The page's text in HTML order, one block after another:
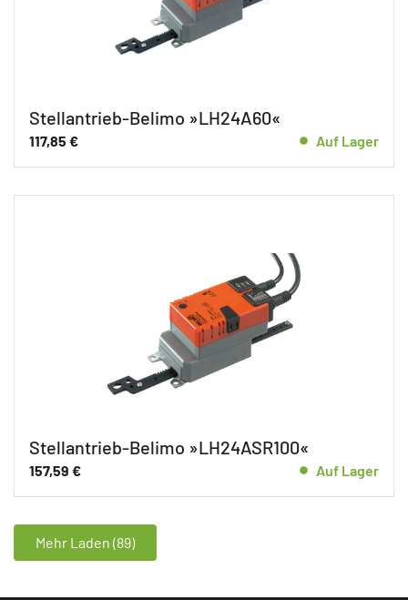
Stellantrieb-Belimo »LH24A60«
117,85 € Auf Lager
Stellantrieb-Belimo »LH24ASR100«
157,59 € Auf Lager
Mehr Laden (89)